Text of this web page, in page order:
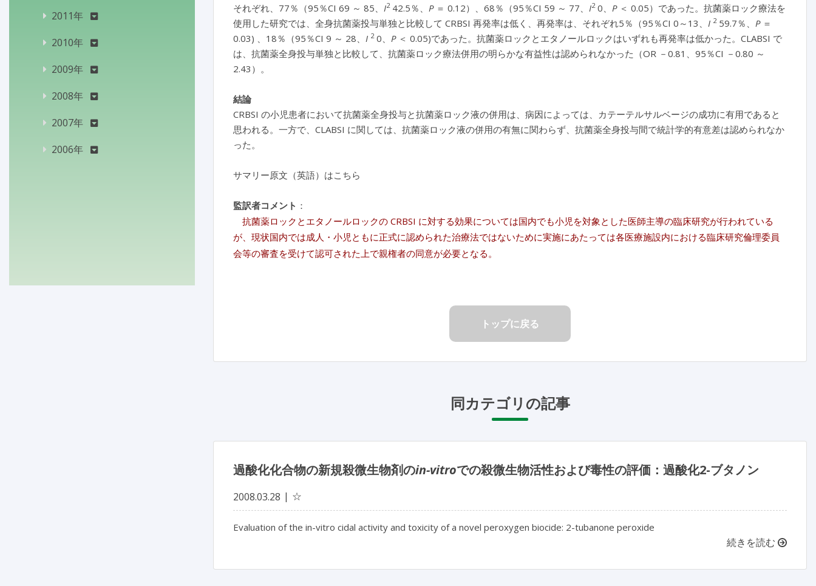
それぞれ、77％（95％CI 69 ～ 85、 I242.5％、 P＝ 0.12）、68％（95％CI 59 ～ 77、 I20、 P＜ 0.05）であった。抗菌薬ロック療法を
使用した研究では、全身抗菌薬投与単独と比較して CRBSI 再発率は低く、再発率は、それぞれ5％（95％CI 0～13、 I 259.7％、 P＝
0.03) 、18％（95％CI 9 ～ 28、 I 20、 P＜ 0.05)であった。抗菌薬ロックとエタノールロックはいずれも再発率は低かった。CLABSI で
は、抗菌薬全身投与単独と比較して、抗菌薬ロック療法併用の明らかな有益性は認められなかった（OR －0.81、95％CI －0.80 ～
2.43）。
結論
CRBSI の小児患者において抗菌薬全身投与と抗菌薬ロック液の併用は、病因によっては、カテーテルサルベージの成功に有用であると
思われる。一方で、CLABSI に関しては、抗菌薬ロック液の併用の有無に関わらず、抗菌薬全身投与間で統計学的有意差は認められなか
った。
サマリー原文（英語）はこちら
監訳者コメント ：
抗菌薬ロックとエタノールロックの CRBSI に対する効果については国内でも小児を対象とした医師主導の臨床研究が行われている
が、現状国内では成人・小児ともに正式に認められた治療法ではないために実施にあたっては各医療施設内における臨床研究倫理委員
会等の審査を受けて認可された上で親権者の同意が必要となる。
トップに戻る
同カテゴリの記事
過酸化化合物の新規殺微生物剤のin-vitroでの殺微生物活性および毒性の評価：過酸化2-ブタノン
2008.03.28 ☆
Evaluation of the in-vitro cidal activity and toxicity of a novel peroxygen biocide: 2-tubanone peroxide
続きを読む
2011年
2010年
2009年
2008年
2007年
2006年